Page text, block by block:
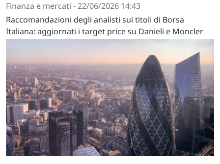
Finanza e mercati - 22/06/2026 14:43
Raccomandazioni degli analisti sui titoli di Borsa
Italiana: aggiornati i target price su Danieli e Moncler